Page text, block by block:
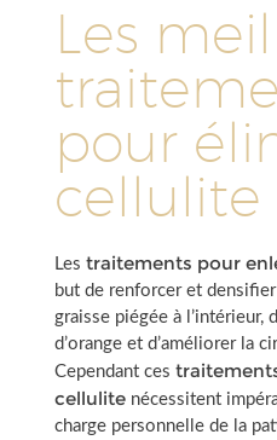
Les
pour
cellulite
Les traitements pour
but de renforcer et
graisse piégée à l’intérieur,
d’orange et d’améliorer la
Cependant ces
cellulite nécessitent
charge personnelle de la